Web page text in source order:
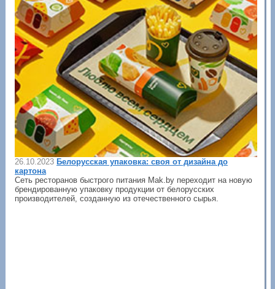
26.10.2023 Белорусская упаковка: своя от дизайна до
картона
Сеть ресторанов быстрого питания Mak.by переходит на новую
брендированную упаковку продукции от белорусских
производителей, созданную из отечественного сырья.